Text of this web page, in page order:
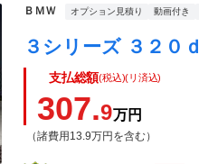
ＢＭＷ オプション見積り 動画付き
支払総額(税込)(リ済込)
307.9万円
（諸費用13.9万円を含む）